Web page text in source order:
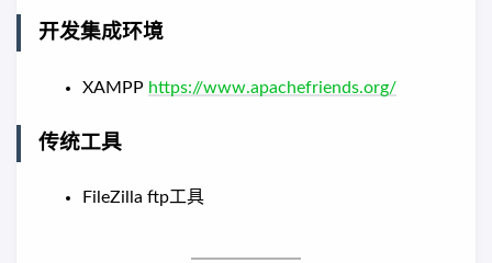
开发集成环境
XAMPP https://www.apachefriends.org/
传统工具
FileZilla ftp工具